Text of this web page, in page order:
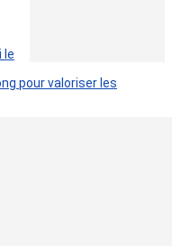
le
pour valoriser les